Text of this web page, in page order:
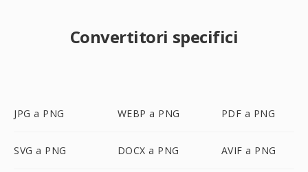
Convertitori specifici
JPG a PNG WEBP a PNG PDF a PNG
SVG a PNG DOCX a PNG AVIF a PNG